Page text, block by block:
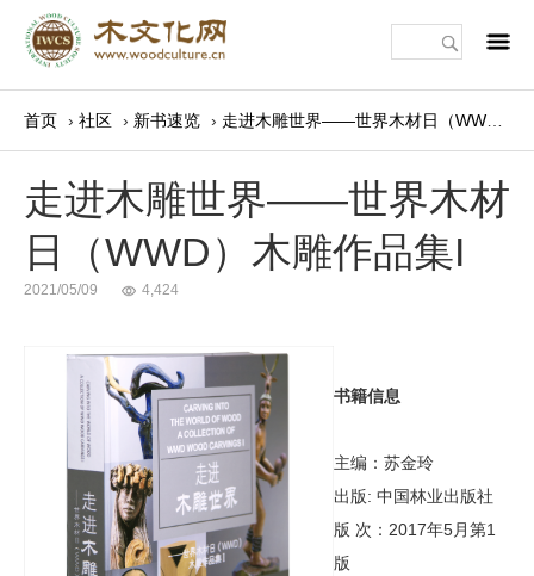
首页 › 社区 › 新书速览 › 走进木雕世界——世界木材日（WWD）木雕作品集I
走进木雕世界——世界木材
日（WWD）木雕作品集I
2021/05/09 4,424
书籍信息
主编：苏金玲
出版: 中国林业出版社
版 次：2017年5月第1
版